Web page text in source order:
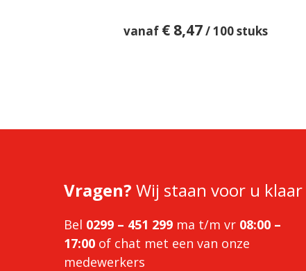
vanaf € 8,47/ 100 stuks
Vragen? Wij staan voor u klaar
Bel 0299 – 451 299 ma t/m vr 08:00 –
17:00 of chat met een van onze
medewerkers